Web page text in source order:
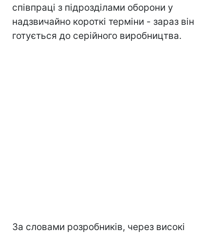
співпраці з підрозділами оборони у
надзвичайно короткі терміни - зараз він
готується до серійного виробництва.
За словами розробників, через високі